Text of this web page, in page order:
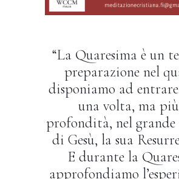
“La Quaresima è un
preparazione nel
disponiamo ad
una volta, ma
profondità, nel grande
di Gesù, la sua
E durante la
approfondiamo